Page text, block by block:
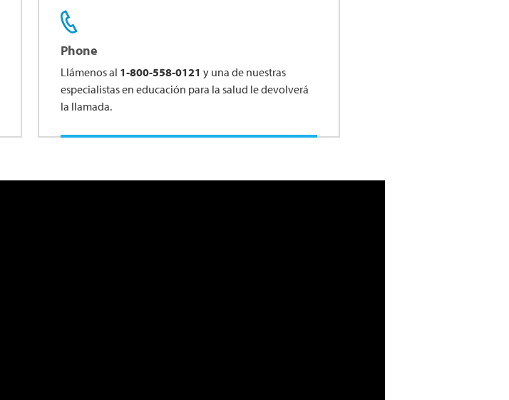
Phone
Llámenos al 1-800-558-0121 y una de nuestras
especialistas en educación para la salud le devolverá
la llamada.